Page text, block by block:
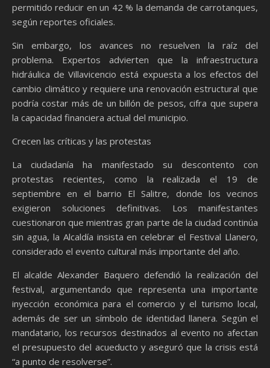
permitido reducir en un 42 % la demanda de carrotanques,
según reportes oficiales.
Sin embargo, los avances no resuelven la raíz del
problema. Expertos advierten que la infraestructura
hidráulica de Villavicencio está expuesta a los efectos del
cambio climático y requiere una renovación estructural que
podría costar más de un billón de pesos, cifra que supera
la capacidad financiera actual del municipio.
Crecen las críticas y las protestas
La ciudadanía ha manifestado su descontento con
protestas recientes, como la realizada el 19 de
septiembre en el barrio El Salitre, donde los vecinos
exigieron soluciones definitivas. Los manifestantes
cuestionaron que mientras gran parte de la ciudad continúa
sin agua, la Alcaldía insista en celebrar el Festival Llanero,
considerado el evento cultural más importante del año.
El alcalde Alexander Baquero defendió la realización del
festival, argumentando que representa una importante
inyección económica para el comercio y el turismo local,
además de ser un símbolo de identidad llanera. Según el
mandatario, los recursos destinados al evento no afectan
el presupuesto del acueducto y aseguró que la crisis está
“a punto de resolverse”.